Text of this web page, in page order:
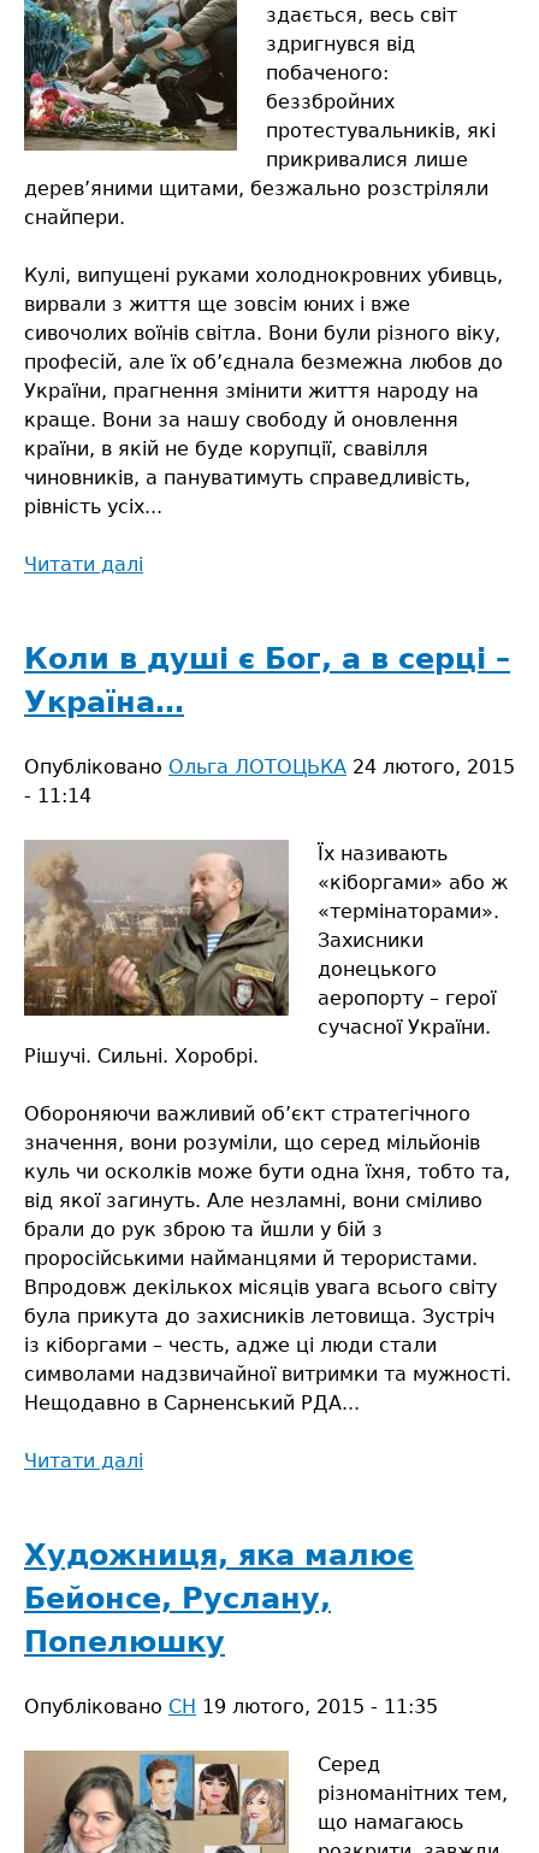
здається, весь світ
здригнувся від
побаченого:
беззбройних
протестувальників, які
прикривалися лише
дерев’яними щитами, безжально розстріляли
снайпери.
Кулі, випущені руками холоднокровних убивць,
вирвали з життя ще зовсім юних і вже
сивочолих воїнів світла. Вони були різного віку,
професій, але їх об’єднала безмежна любов до
України, прагнення змінити життя народу на
краще. Вони за нашу свободу й оновлення
країни, в якій не буде корупції, свавілля
чиновників, а пануватимуть справедливість,
рівність усіх...
Читати далі
у
наших
вже
Коли в душі є Бог, а в серці –
Україна…
Опубліковано Ольга ЛОТОЦЬКА 24 лютого, 2015
- 11:14
Їх називають
«кіборгами» або ж
«термінаторами».
Захисники
донецького
аеропорту – герої
сучасної України.
Рішучі. Сильні. Хоробрі.
Обороняючи важливий об’єкт стратегічного
значення, вони розуміли, що серед мільйонів
куль чи осколків може бути одна їхня, тобто та,
від якої загинуть. Але незламні, вони сміливо
брали до рук зброю та йшли у бій з
проросійськими найманцями й терористами.
Впродовж декількох місяців увага всього світу
була прикута до захисників летовища. Зустріч
із кіборгами – честь, адже ці люди стали
символами надзвичайної витримки та мужності.
Нещодавно в Сарненський РДА...
Читати далі
душі
є
Бог,
а
в
Україна…
Художниця, яка малює
Бейонсе, Руслану,
Попелюшку
Опубліковано СН 19 лютого, 2015 - 11:35
Серед
різноманітних тем,
що намагаюсь